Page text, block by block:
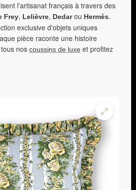
l'artisanat français à travers des
Frey, Lelièvre, Dedarou Hermès.
exclusive d'objets uniques
pièce raconte une histoire
nos coussins de luxe et profitez